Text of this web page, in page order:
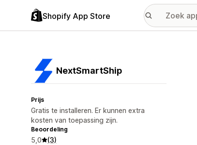
Shopify App Store
NextSmartShip
Prijs
Gratis te installeren. Er kunnen extra
kosten van toepassing zijn.
Beoordeling
5,0 (3)